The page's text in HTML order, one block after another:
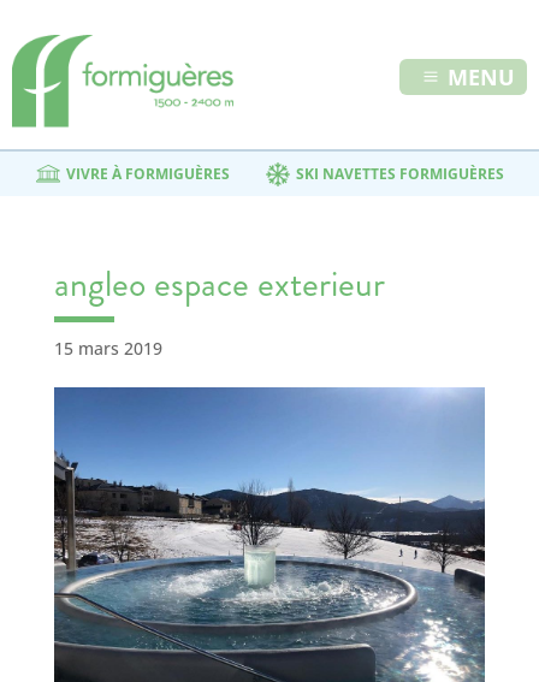
MENU
VIVRE À FORMIGUÈRES SKI NAVETTES FORMIGUÈRES
angleo espace exterieur
15 mars 2019